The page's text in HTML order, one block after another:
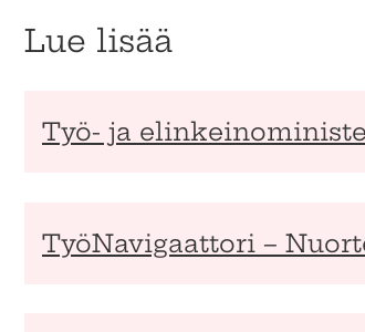
Lue lisää
Työ- ja
TyöNavigaattori –